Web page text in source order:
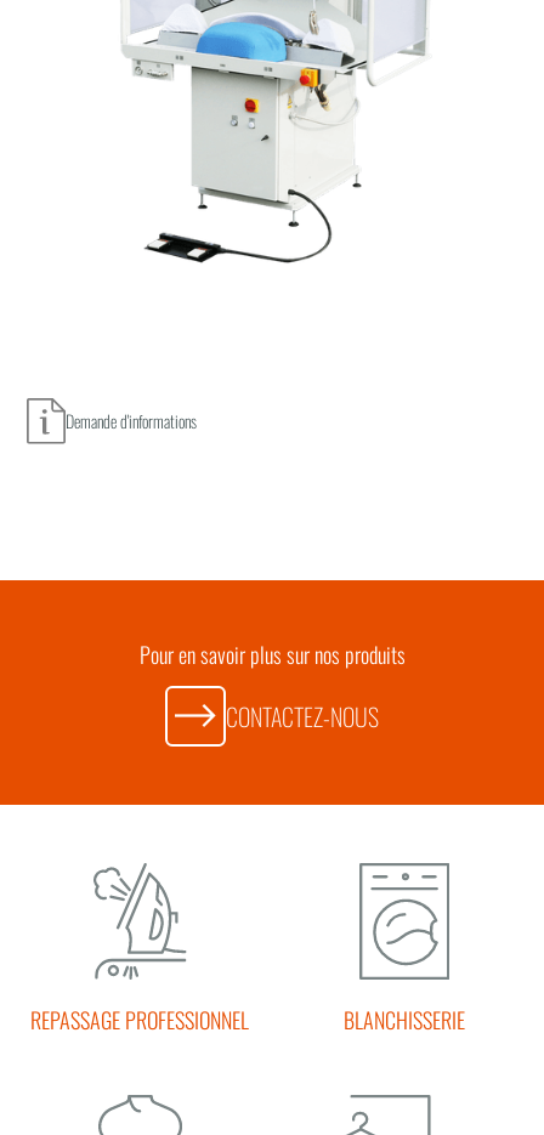
Demande d'informations
Pour en savoir plus sur nos produits
CONTACTEZ-NOUS
REPASSAGE PROFESSIONNEL BLANCHISSERIE